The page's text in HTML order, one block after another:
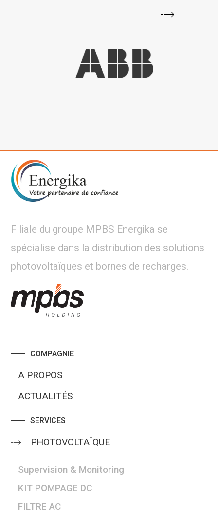
Filiale du groupe MPBS Energika se
spécialise dans la distribution des solutions
photovoltaïques et bornes de recharges.
COMPAGNIE
A PROPOS
ACTUALITÉS
SERVICES
PHOTOVOLTAÏQUE
Supervision & Monitoring
KIT POMPAGE DC
FILTRE AC